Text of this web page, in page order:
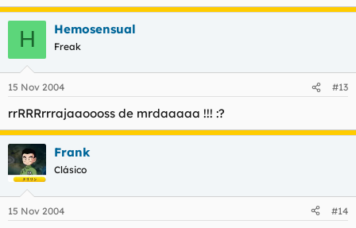
H Hemosensual
Freak
15 Nov 2004 #13
rrRRRrrrajaaoooss de mrdaaaaa !!! :?
Frank
Clásico
15 Nov 2004 #14